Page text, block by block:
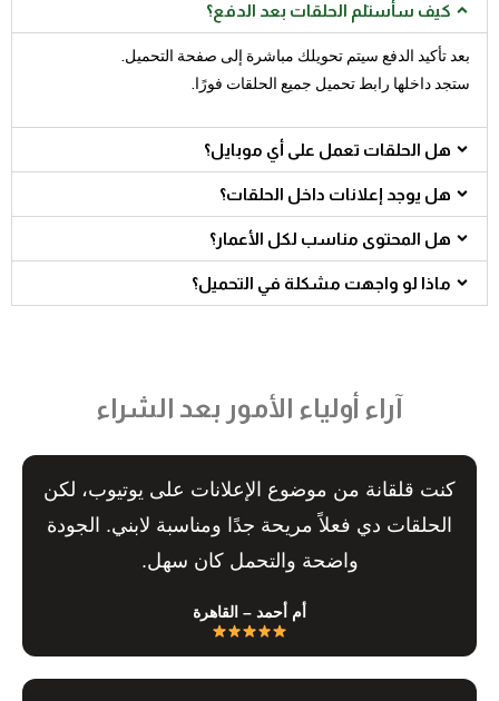
كيف سأستلم الحلقات بعد الدفع؟
بعد تأكيد الدفع سيتم تحويلك مباشرة إلى صفحة التحميل.
ستجد داخلها رابط تحميل جميع الحلقات فورًا.
هل الحلقات تعمل على أي موبايل؟
هل يوجد إعلانات داخل الحلقات؟
هل المحتوى مناسب لكل الأعمار؟
ماذا لو واجهت مشكلة في التحميل؟
آراء أولياء الأمور بعد الشراء
كنت قلقانة من موضوع الإعلانات على يوتيوب، لكن
الحلقات دي فعلاً مريحة جدًا ومناسبة لابني. الجودة
واضحة والتحمل كان سهل.
أم أحمد – القاهرة